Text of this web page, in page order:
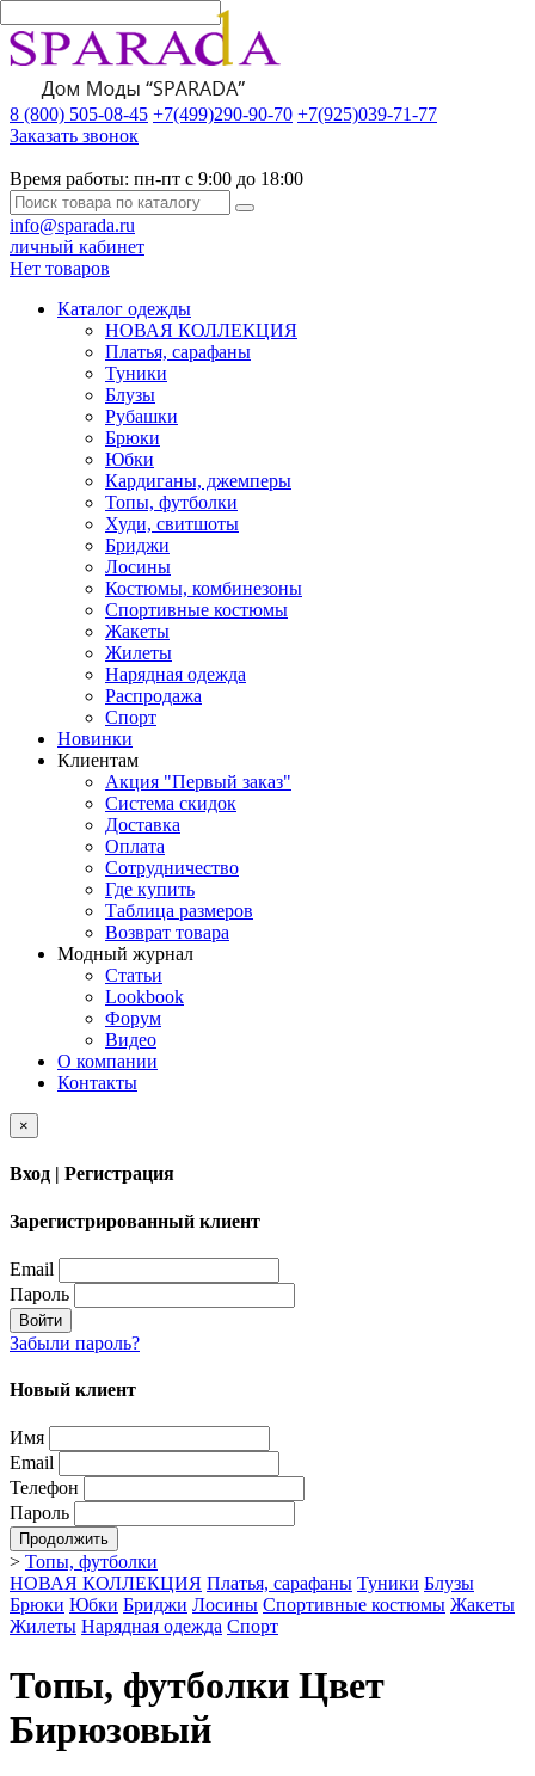
8 (800) 505-08-45 +7(499)290-90-70 +7(925)039-71-77
Заказать звонок
Время работы: пн-пт с 9:00 до 18:00
info@sparada.ru
личный кабинет
Нет товаров
Каталог одежды
НОВАЯ КОЛЛЕКЦИЯ
Платья, сарафаны
Туники
Блузы
Рубашки
Брюки
Юбки
Кардиганы, джемперы
Топы, футболки
Худи, свитшоты
Бриджи
Лосины
Костюмы, комбинезоны
Спортивные костюмы
Жакеты
Жилеты
Нарядная одежда
Распродажа
Спорт
Новинки
Клиентам
Акция "Первый заказ"
Система скидок
Доставка
Оплата
Сотрудничество
Где купить
Таблица размеров
Возврат товара
Модный журнал
Статьи
Lookbook
Форум
Видео
О компании
Контакты
×
Вход | Регистрация
Зарегистрированный клиент
Email
Пароль
Войти
Забыли пароль?
Новый клиент
Имя
Email
Телефон
Пароль
Продолжить
> Топы, футболки
НОВАЯ КОЛЛЕКЦИЯ Платья, сарафаны Туники Блузы
Брюки Юбки Бриджи Лосины Спортивные костюмы Жакеты
Жилеты Нарядная одежда Спорт
Топы, футболки Цвет
Бирюзовый